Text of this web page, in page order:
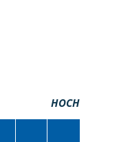
HOCH